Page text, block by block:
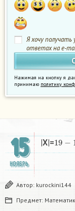
Я хочу получать
ответах на e-
Нажимая на кнопку я
принимаю политику
15
НОЯБРЬ
|Х|=19 −
Автор: kurockini144
Предмет: